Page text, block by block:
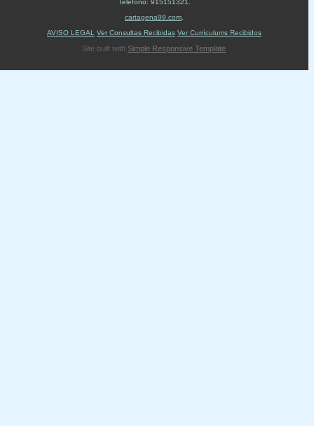
Teléfono: 915151321
cartagena99.com
AVISO LEGAL
Ver Consultas Recibidas Ver Currículums Recibidos
Site built with Simple Responsive Template